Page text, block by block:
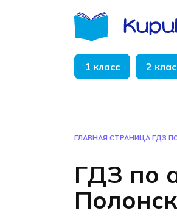
1 класс 2
ГЛАВНАЯ СТРАНИЦА ГДЗ
ГДЗ по